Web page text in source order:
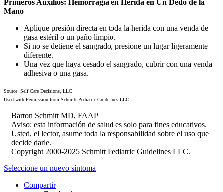
Primeros Auxilios: Hemorragia en Herida en Un Dedo de la
Mano
Aplique presión directa en toda la herida con una venda de
gasa estéril o un paño limpio.
Si no se detiene el sangrado, presione un lugar ligeramente
diferente.
Una vez que haya cesado el sangrado, cubrir con una venda
adhesiva o una gasa.
Source: Self Care Decisions, LLC
Used with Permission from Schmitt Pediatric Guidelines LLC.
Barton Schmitt MD, FAAP
Aviso: esta información de salud es solo para fines educativos.
Usted, el lector, asume toda la responsabilidad sobre el uso que
decide darle.
Copyright 2000-2025 Schmitt Pediatric Guidelines LLC.
Seleccione un nuevo síntoma
Compartir